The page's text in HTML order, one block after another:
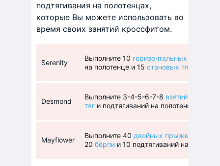
подтягивания на полотенцах,
которые Вы можете использовать во
время своих занятий кроссфитом.
Serenity
Выполните 10 горизонтальных
на полотенце и 15 становых тяг
Desmond
Выполните 3-4-5-6-7-8 взятий штанги
тяг и подтягиваний на полотенце.
Mayflower
Выполните 40 двойных прыжков со
20 бёрпи и 10 подтягиваний на